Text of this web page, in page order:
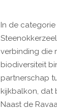
In de
verbinding die
biodiversiteit
partnerschap
kijkbalkon, dat
Naast de